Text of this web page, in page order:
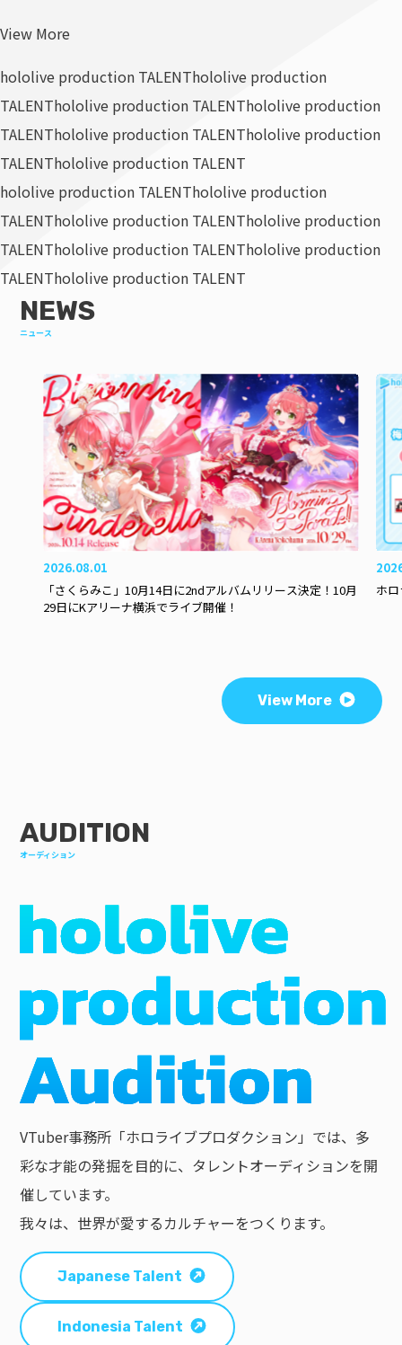
View More
hololive production TALENThololive production
TALENThololive production TALENThololive production
TALENThololive production TALENThololive production
TALENThololive production TALENT
hololive production TALENThololive production
TALENThololive production TALENThololive production
TALENThololive production TALENThololive production
TALENThololive production TALENT
NEWS
ニュース
2026.08.01
「さくらみこ」10月14日に2ndアルバムリリース決定！10月
29日にKアリーナ横浜でライブ開催！
ホ
View More
AUDITION
オーディション
VTuber事務所「ホロライブプロダクション」では、多
彩な才能の発掘を目的に、タレントオーディションを開
催しています。
我々は、世界が愛するカルチャーをつくります。
Japanese Talent
Indonesia Talent